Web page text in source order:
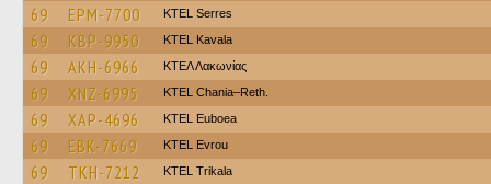
69 EPM-7700 KTEL Serres
69 KBP-9950 KTEL Kavala
69 AKH-6966 ΚΤΕΛ Λακωνίας
69 XNZ-6995 KTEL Chania–Reth.
69 XAP-4696 ΚΤΕL Euboea
69 EBK-7669 KTEL Evrou
69 TKH-7212 ΚΤΕL Τrikala